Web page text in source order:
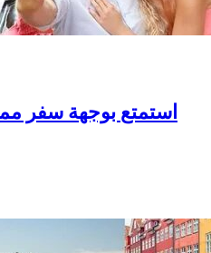
استمتع بوجهة سفر